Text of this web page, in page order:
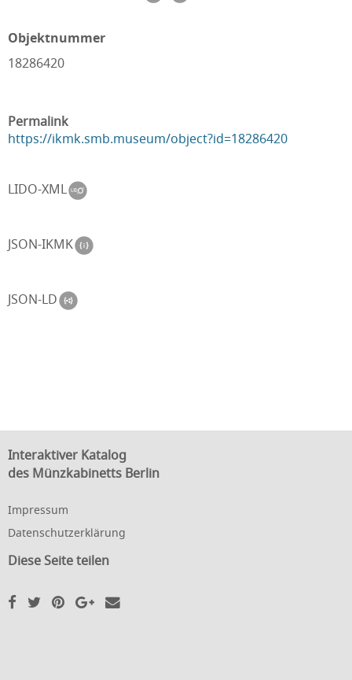
Objektnummer
18286420
Permalink
https://ikmk.smb.museum/object?id=18286420
LIDO-XML
JSON-IKMK
JSON-LD
Interaktiver Katalog
des Münzkabinetts Berlin
Impressum
Datenschutzerklärung
Diese Seite teilen